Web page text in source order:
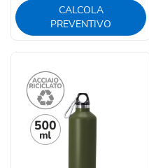
CALCOLA
PREVENTIVO